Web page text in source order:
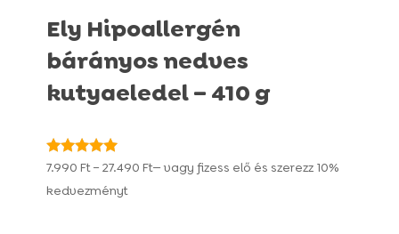
Ely Hipoallergén
bárányos nedves
kutyaeledel – 410 g
Értékelés:
/ 5
7.990 Ft – 27.490 FtÁrtartomány:
— vagy fizess elő és szerezz 10%
kedvezményt